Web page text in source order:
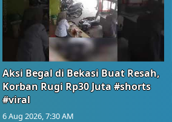
Aksi Begal di Bekasi Buat Resah,
Korban Rugi Rp30 Juta #shorts
#viral
6 Aug 2026, 7:30 AM